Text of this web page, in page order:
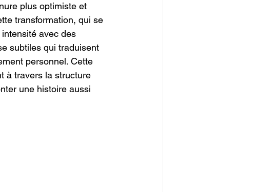
plus optimiste et
transformation, qui se
intensité avec des
subtiles qui traduisent
personnel. Cette
à travers la structure
une histoire aussi